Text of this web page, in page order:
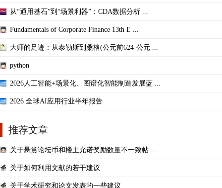
从“通用基石”到“场景利器”：CDA数据分析 ...
Fundamentals of Corporate Finance 13th E ...
大师的足迹：从泰勒斯到桑格(公元前624-公元 ...
python
2026人工智能+场景化、图谱化智能制造发展蓝 ...
2026 全球AI应用行业半年报告
推荐文章
关于悬赏论坛币和楼主允诺奖励数量不一致帖 ...
关于如何利用文献的若干建议
关于学术研究和论文发表的一些建议